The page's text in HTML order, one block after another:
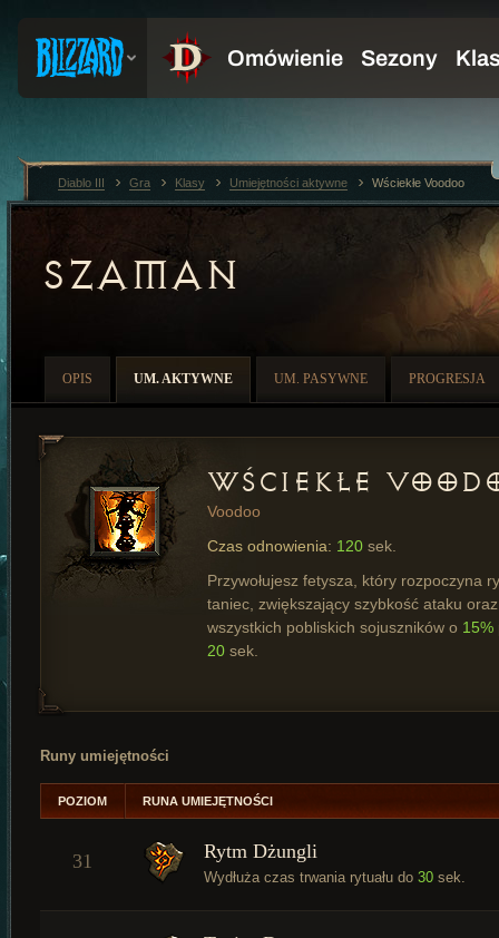
SZAMAN
OPIS UM. AKTYWNE UM. PASYWNE PROGRESJA
Wściekłe
Voodoo
Czas odnowienia: 120 sek.
Przywołujesz fetysza, który rozpoczyna
taniec, zwiększający szybkość ataku
wszystkich pobliskich sojuszników o 15%
20 sek.
Runy umiejętności
POZIOM RUNA UMIEJĘTNOŚCI
31 Rytm Dżungli
Wydłuża czas trwania rytuału do 30 sek.
Diablo III Gra Klasy Umiejętności aktywne Wściekłe Voodoo